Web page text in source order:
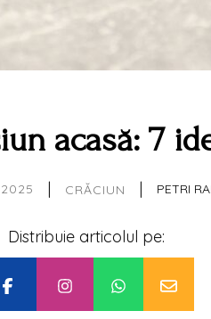
acasă: 7
| CRĂCIUN | PETRI
Distribuie articolul pe: